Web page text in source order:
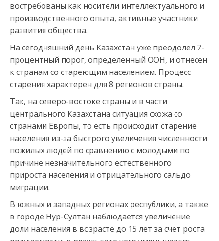
востребованы как носители интеллектуального и
производственного опыта, активные участники
развития общества.
На сегодняшний день Казахстан уже преодолел 7-
процентный порог, определенный ООН, и отнесен
к странам со стареющим населением. Процесс
старения характерен для 8 регионов страны.
Так, на северо-востоке страны и в части
центрального Казахстана ситуация схожа со
странами Европы, то есть происходит старение
населения из-за быстрого увеличения численности
пожилых людей по сравнению с молодыми по
причине незначительного естественного
прироста населения и отрицательного сальдо
миграции.
В южных и западных регионах республики, а также
в городе Нур-Султан наблюдается увеличение
доли населения в возрасте до 15 лет за счет роста